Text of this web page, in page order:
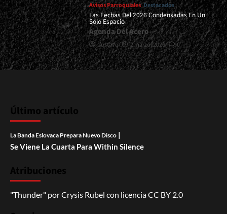
Avisos Parroquiales Destacados
Las Fechas Del 2026 Condensadas En Un
Solo Espacio
Agenda Del Acero
Gustavo 2 marzo, 2026 0
Último artículo
La Banda Eslovaca Prepara Nuevo Disco |
Se Viene La Cuarta Para Within Silence
Atribuciones
"Thunder" porCrysis Rubel con licenciaCC BY 2.0